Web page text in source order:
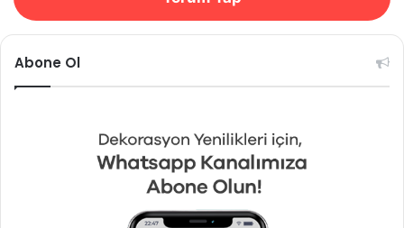
Abone Ol